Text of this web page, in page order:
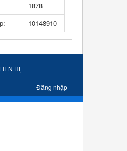
1878
10148910
LIÊN HỆ
Đăng nhập